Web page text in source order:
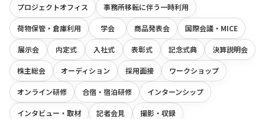
プロジェクトオフィス 事務所移転に伴う一時利用
荷物保管・倉庫利用 学会 商品発表会 国際会議・MICE
展示会 内定式 入社式 表彰式 記念式典 決算説明会
株主総会 オーディション 採用面接 ワークショップ
オンライン研修 合宿・宿泊研修 インターンシップ
インタビュー・取材 記者会見 撮影・収録